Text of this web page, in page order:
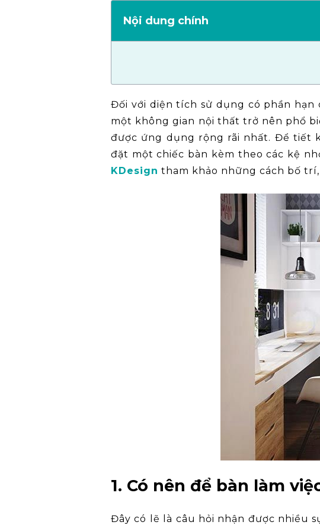
Nội dung chính
Đối với diện tích sử dụng có phần
một không gian nội thất trở nên phổ
được ứng dụng rộng rãi nhất. Để tiết
đặt một chiếc bàn kèm theo các kệ
KDesign tham khảo những cách bố
1. Có nên để bàn làm
Đây có lẽ là câu hỏi nhận được nhiều